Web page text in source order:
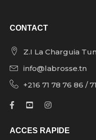
CONTACT
Z.I La Charguia
info@labrosse.tn
+216 71 78 76 86 /
ACCES RAPIDE